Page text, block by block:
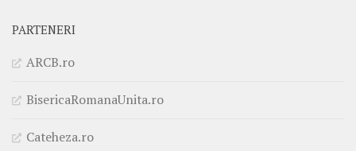
PARTENERI
ARCB.ro
BisericaRomanaUnita.ro
Cateheza.ro